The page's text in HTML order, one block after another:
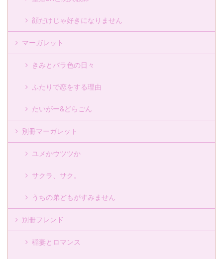
顔だけじゃ好きになりません
マーガレット
きみとバラ色の日々
ふたりで恋をする理由
たいがー&どらごん
別冊マーガレット
ユメかウツツか
サクラ、サク。
うちの弟どもがすみません
別冊フレンド
稲妻とロマンス